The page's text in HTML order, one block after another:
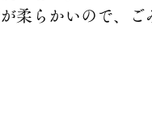
柔らかいので、ご